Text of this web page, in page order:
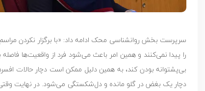
سرپرست بخش روانشناسی محک ادامه داد: «با برگزار نکردن
را پیدا نمی‌کنند و همین امر باعث می‌شود فرد از واقعیت‌ها
بی‌پشتوانه بودن کند، به همین دلیل ممکن است دچار حالات
دچار یک بغض در گلو مانده و دل‌شکستگی می‌شود. در نهایت وقتی